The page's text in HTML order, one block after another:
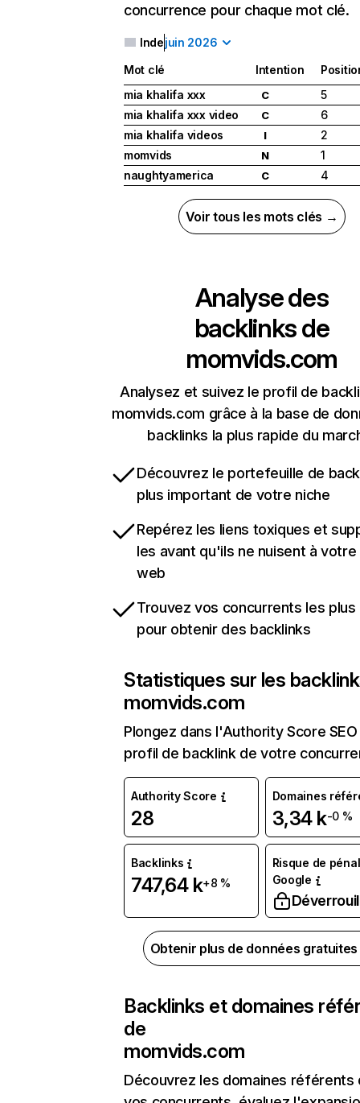
concurrence pour chaque mot clé.
Indejuin 2026
Mot clé Intention
mia khalifa xxx
C
5
mia khalifa xxx video
C
6
mia khalifa videos
I
2
momvids
N
1
naughtyamerica
C 4
Voir tous les mots clés →
Analyse des
backlinks de
momvids.com
Analysez et suivez le profil de
momvids.com grâce à la base de
backlinks la plus rapide du
Découvrez le portefeuille de
plus important de votre niche
Repérez les liens toxiques et
les avant qu'ils ne nuisent à
web
Trouvez vos concurrents les
pour obtenir des backlinks
Statistiques sur les
momvids.com
Plongez dans l'Authority Score
profil de backlink de votre
Authority Score
28
Domaines
3,34 k-0 %
Backlinks
747,64 k+8 %
Risque de
Google
Obtenir plus de données
Backlinks et domaines
de
momvids.com
Découvrez les domaines référents